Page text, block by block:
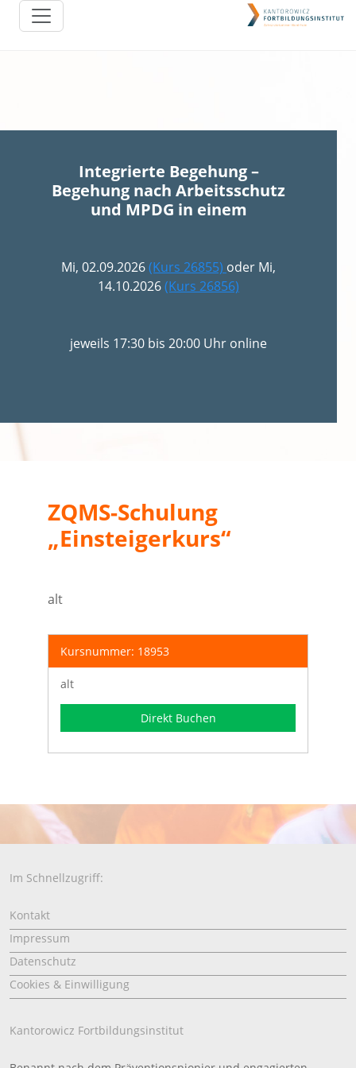
Integrierte Begehung –
Begehung nach Arbeitsschutz
und MPDG in einem
Mi, 02.09.2026(Kurs 26855) oder Mi,
14.10.2026(Kurs 26856)
jeweils 17:30 bis 20:00 Uhr online
ZQMS-Schulung
„Einsteigerkurs“
alt
Kursnummer: 18953
alt
Direkt Buchen
Im Schnellzugriff:
Kontakt
Impressum
Datenschutz
Cookies & Einwilligung
Kantorowicz Fortbildungsinstitut